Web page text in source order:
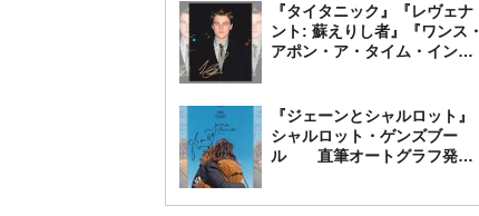
『タイタニック』『レヴェナ
ント: 蘇えりし者』『ワンス・
アポン・ア・タイム・イン・
フ発売中
『ジェーンとシャルロット』
シャルロット・ゲンズブー
ル 直筆オートグラフ発売